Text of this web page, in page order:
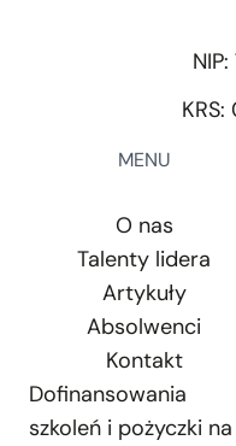
MENU
O nas
Talenty lidera
Artykuły
Absolwenci
Kontakt
Dofinansowania
szkoleń i pożyczki na